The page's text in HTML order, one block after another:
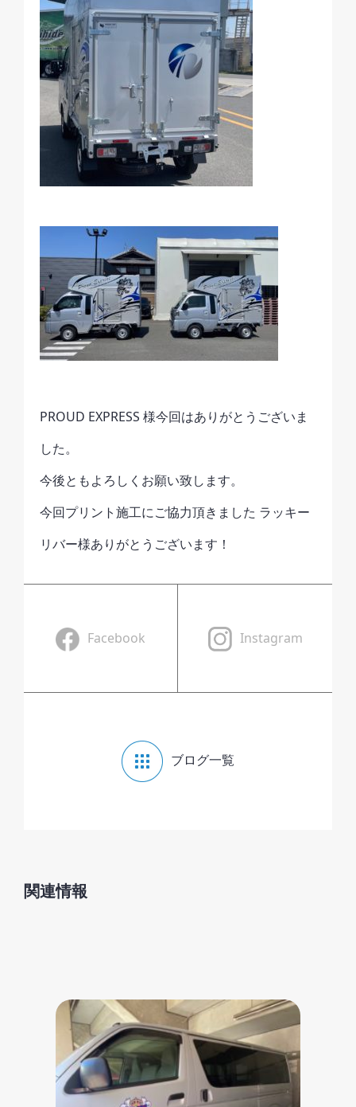
PROUD EXPRESS 様今回はありがとうございま
した。
今後ともよろしくお願い致します。
今回プリント施工にご協力頂きました ラッキー
リバー様ありがとうございます！
Facebook Instagram
ブログ一覧
関連情報